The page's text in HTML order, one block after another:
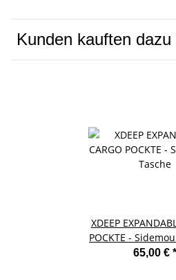
Kunden kauften
XDEEP
POCKTE -
65,00 € *